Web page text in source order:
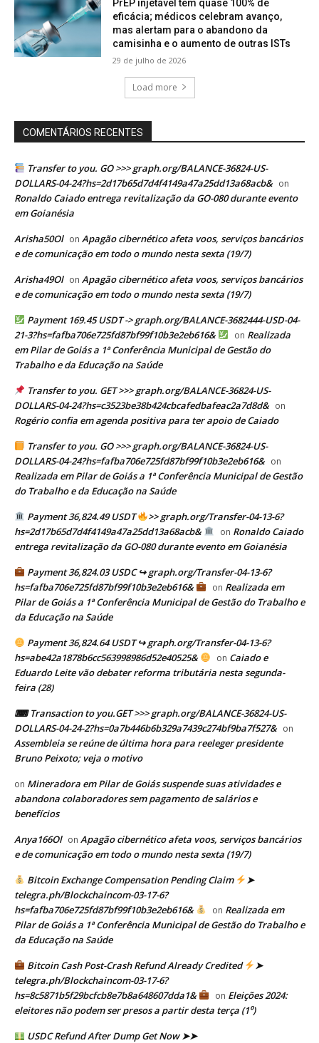
PrEP injetável tem quase 100% de
eficácia; médicos celebram avanço,
mas alertam para o abandono da
camisinha e o aumento de outras ISTs
29 de julho de 2026
Load more
COMENTÁRIOS RECENTES
Transfer to you. GO >>> graph.org/BALANCE-36824-US-
DOLLARS-04-24?hs=2d17b65d7d4f4149a47a25dd13a68acb& on
Ronaldo Caiado entrega revitalização da GO-080 durante evento
em Goianésia
Arisha50Ol on Apagão cibernético afeta voos, serviços bancários
e de comunicação em todo o mundo nesta sexta (19/7)
Arisha49Ol on Apagão cibernético afeta voos, serviços bancários
e de comunicação em todo o mundo nesta sexta (19/7)
Payment 169.45 USDT -> graph.org/BALANCE-3682444-USD-04-
21-3?hs=fafba706e725fd87bf99f10b3e2eb616&
on Realizada
em Pilar de Goiás a 1ª Conferência Municipal de Gestão do
Trabalho e da Educação na Saúde
Transfer to you. GET >>> graph.org/BALANCE-36824-US-
DOLLARS-04-24?hs=c3523be38b424cbcafedbafeac2a7d8d& on
Rogério confia em agenda positiva para ter apoio de Caiado
Transfer to you. GO >>> graph.org/BALANCE-36824-US-
DOLLARS-04-24?hs=fafba706e725fd87bf99f10b3e2eb616& on
Realizada em Pilar de Goiás a 1ª Conferência Municipal de Gestão
do Trabalho e da Educação na Saúde
Payment 36,824.49 USDT
>> graph.org/Transfer-04-13-6?
hs=2d17b65d7d4f4149a47a25dd13a68acb&
on Ronaldo Caiado
entrega revitalização da GO-080 durante evento em Goianésia
Payment 36,824.03 USDC ↪ graph.org/Transfer-04-13-6?
hs=fafba706e725fd87bf99f10b3e2eb616&
on Realizada em
Pilar de Goiás a 1ª Conferência Municipal de Gestão do Trabalho e
da Educação na Saúde
Payment 36,824.64 USDT ↪ graph.org/Transfer-04-13-6?
hs=abe42a1878b6cc563998986d52e40525&
on Caiado e
Eduardo Leite vão debater reforma tributária nesta segunda-
feira (28)
⌨ Transaction to you.GET >>> graph.org/BALANCE-36824-US-
DOLLARS-04-24-2?hs=0a7b446b6b329a7439c274bf9ba7f527& on
Assembleia se reúne de última hora para reeleger presidente
Bruno Peixoto; veja o motivo
on Mineradora em Pilar de Goiás suspende suas atividades e
abandona colaboradores sem pagamento de salários e
benefícios
Anya166Ol on Apagão cibernético afeta voos, serviços bancários
e de comunicação em todo o mundo nesta sexta (19/7)
Bitcoin Exchange Compensation Pending Claim
➤
telegra.ph/Blockchaincom-03-17-6?
hs=fafba706e725fd87bf99f10b3e2eb616&
on Realizada em
Pilar de Goiás a 1ª Conferência Municipal de Gestão do Trabalho e
da Educação na Saúde
Bitcoin Cash Post-Crash Refund Already Credited
➤
telegra.ph/Blockchaincom-03-17-6?
hs=8c5871b5f29bcfcb8e7b8a648607dda1&
on Eleições 2024:
eleitores não podem ser presos a partir desta terça (1⁰)
USDC Refund After Dump Get Now ➤➤